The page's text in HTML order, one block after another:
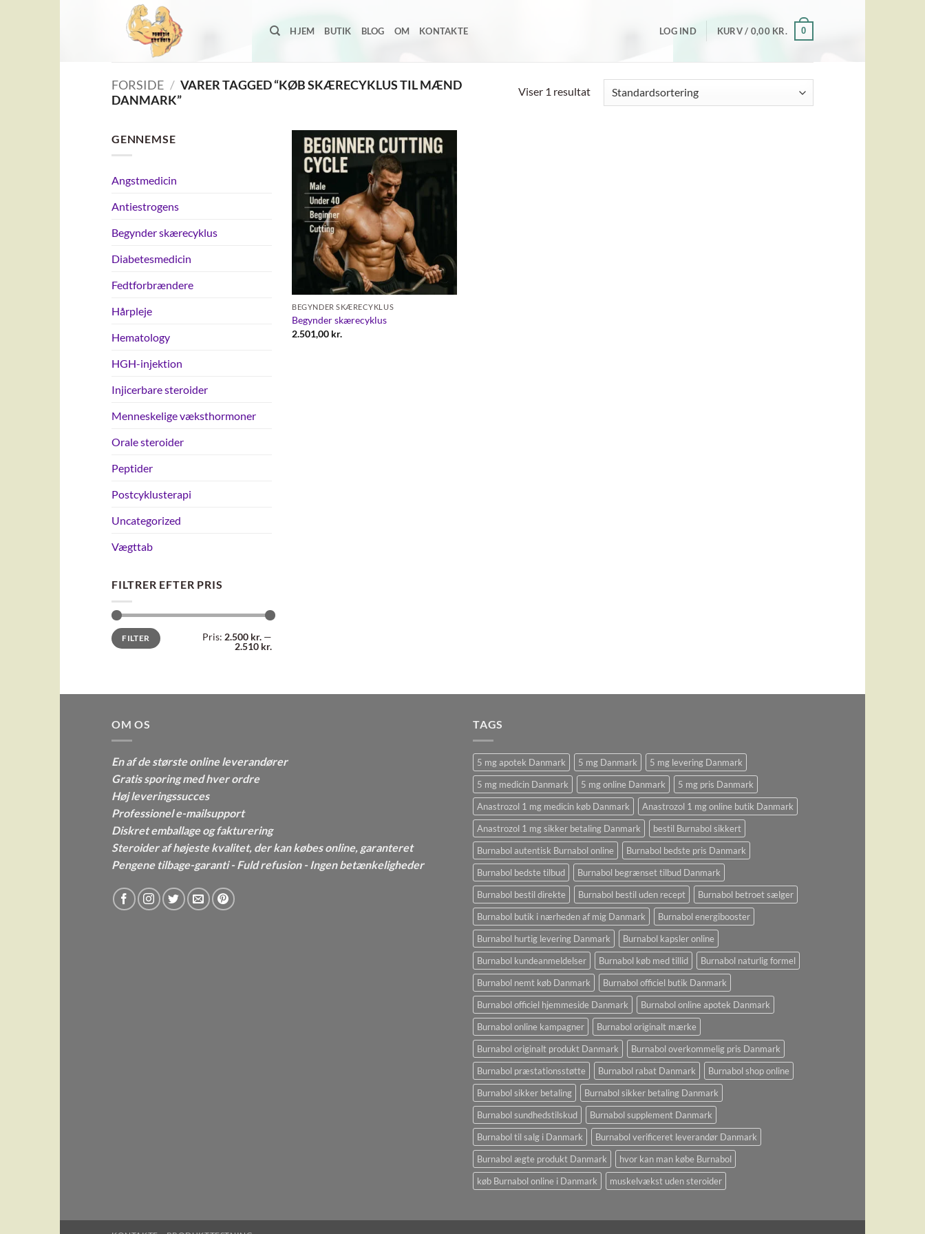
HJEM BUTIK BLOG OM KONTAKTE LOG IND KURV / 0,00 KR. 0
FORSIDE / VARER TAGGED “KØB SKÆRECYKLUS TIL MÆND
DANMARK”
Viser 1 resultat
GENNEMSE
Angstmedicin
Antiestrogens
Begynder skærecyklus
Diabetesmedicin
Fedtforbrændere
Hårpleje
Hematology
HGH-injektion
Injicerbare steroider
Menneskelige væksthormoner
Orale steroider
Peptider
Postcyklusterapi
Uncategorized
Vægttab
FILTRER EFTER PRIS
Mindste
pris
Højeste
prisFILTER Pris: 2.500 kr.—
2.510 kr.
BEGYNDER SKÆRECYKLUS
Begynder skærecyklus
2.501,00 kr.
OM OS
En af de største online leverandører
Gratis sporing med hver ordre
Høj leveringssucces
Professionel e-mailsupport
Diskret emballage og fakturering
Steroider af højeste kvalitet, der kan købes online, garanteret
Pengene tilbage-garanti - Fuld refusion - Ingen betænkeligheder
TAGS
5 mg apotek Danmark 5 mg Danmark
5 mg levering Danmark
5 mg medicin Danmark
5 mg online Danmark
5 mg pris Danmark
Anastrozol 1 mg medicin køb Danmark
Anastrozol 1 mg online butik Danmark
Anastrozol 1 mg sikker betaling Danmark
bestil Burnabol sikkert
Burnabol autentisk Burnabol online
Burnabol bedste pris Danmark
Burnabol bedste tilbud
Burnabol begrænset tilbud Danmark
Burnabol bestil direkte
Burnabol bestil uden recept
Burnabol betroet sælger
Burnabol butik i nærheden af ​​mig Danmark
Burnabol energibooster
Burnabol hurtig levering Danmark
Burnabol kapsler online
Burnabol kundeanmeldelser
Burnabol køb med tillid
Burnabol naturlig formel
Burnabol nemt køb Danmark
Burnabol officiel butik Danmark
Burnabol officiel hjemmeside Danmark
Burnabol online apotek Danmark
Burnabol online kampagner
Burnabol originalt mærke
Burnabol originalt produkt Danmark
Burnabol overkommelig pris Danmark
Burnabol præstationsstøtte
Burnabol rabat Danmark
Burnabol shop online
Burnabol sikker betaling
Burnabol sikker betaling Danmark
Burnabol sundhedstilskud
Burnabol supplement Danmark
Burnabol til salg i Danmark
Burnabol verificeret leverandør Danmark
Burnabol ægte produkt Danmark
hvor kan man købe Burnabol
køb Burnabol online i Danmark
muskelvækst uden steroider